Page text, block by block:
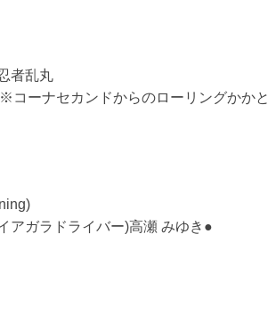
者乱丸
コーナセカンドからのローリングかかと
アガラドライバー)高瀬 みゆき●